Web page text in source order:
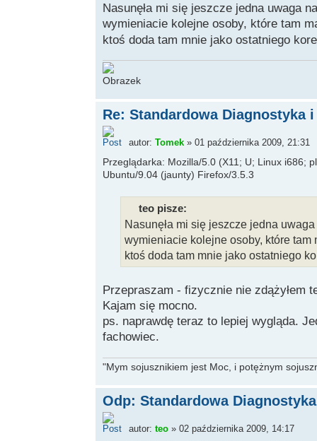
Nasunęła mi się jeszcze jedna uwaga
wymieniacie kolejne osoby, które tam
ktoś doda tam mnie jako ostatniego
Re: Standardowa Diagnostyka
autor: Tomek » 01 października 2009, 21:31
Przeglądarka: Mozilla/5.0 (X11; U; Linux i686;
Ubuntu/9.04 (jaunty) Firefox/3.5.3
teo pisze:
Nasunęła mi się jeszcze jedna
wymieniacie kolejne osoby, które tam
ktoś doda tam mnie jako ostatniego
Przepraszam - fizycznie nie zdążyłem
Kajam się mocno.
ps. naprawdę teraz to lepiej wygląda.
fachowiec.
"Mym sojusznikiem jest Moc, i potężnym
Odp: Standardowa
autor: teo » 02 października 2009, 14:17